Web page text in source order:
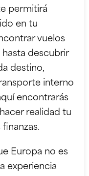
permitirá
en tu
vuelos
descubrir
destino,
interno
encontrarás
realidad tu
Europa no es
experiencia